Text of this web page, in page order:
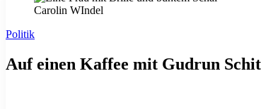
Carolin WIndel
Politik
Auf einen Kaffee mit Gudrun